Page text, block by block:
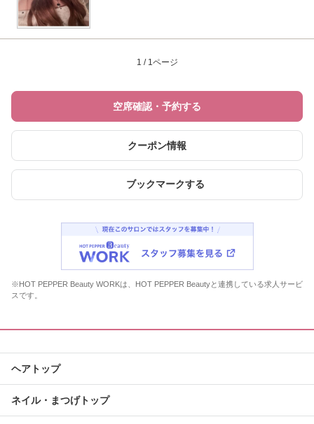
1 / 1ページ
空席確認・予約する
クーポン情報
ブックマークする
※HOT PEPPER Beauty WORKは、HOT PEPPER Beautyと連携している求人サービ
スです。
ヘアトップ
ネイル・まつげトップ